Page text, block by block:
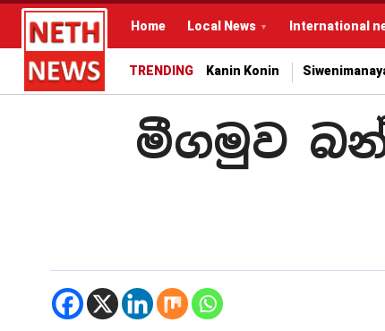
Home Local News International
TRENDING Kanin Konin
මීගමුව